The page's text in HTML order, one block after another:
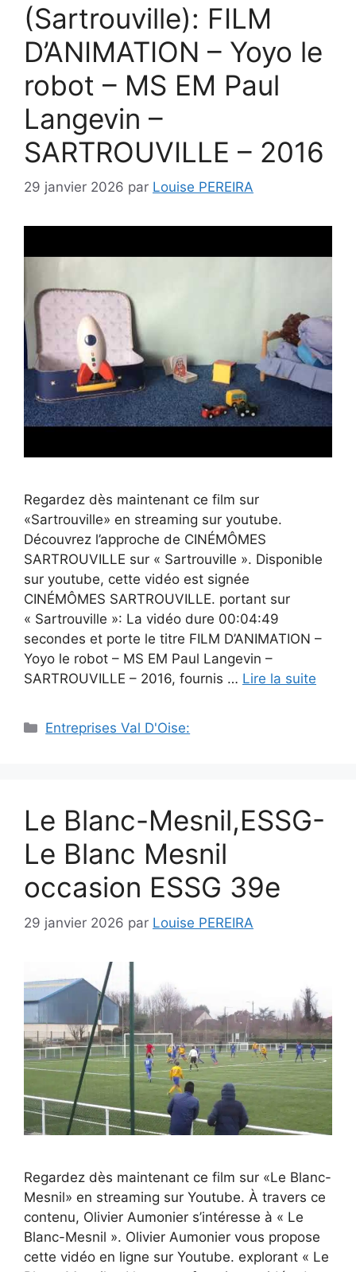
(Sartrouville): FILM
D’ANIMATION – Yoyo le
robot – MS EM Paul
Langevin –
SARTROUVILLE – 2016
29 janvier 2026 par Louise PEREIRA
Regardez dès maintenant ce film sur
«Sartrouville» en streaming sur youtube.
Découvrez l’approche de CINÉMÔMES
SARTROUVILLE sur « Sartrouville ». Disponible
sur youtube, cette vidéo est signée
CINÉMÔMES SARTROUVILLE. portant sur
« Sartrouville »: La vidéo dure 00:04:49
secondes et porte le titre FILM D’ANIMATION –
Yoyo le robot – MS EM Paul Langevin –
SARTROUVILLE – 2016, fournis … Lire la suite
Catégories
Entreprises Val D'Oise:
Le Blanc-Mesnil,ESSG-
Le Blanc Mesnil
occasion ESSG 39e
29 janvier 2026 par Louise PEREIRA
Regardez dès maintenant ce film sur «Le Blanc-
Mesnil» en streaming sur Youtube. À travers ce
contenu, Olivier Aumonier s’intéresse à « Le
Blanc-Mesnil ». Olivier Aumonier vous propose
cette vidéo en ligne sur Youtube. explorant « Le